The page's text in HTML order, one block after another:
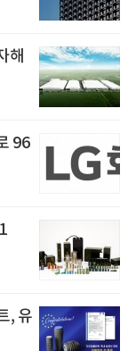
해
96
, 유